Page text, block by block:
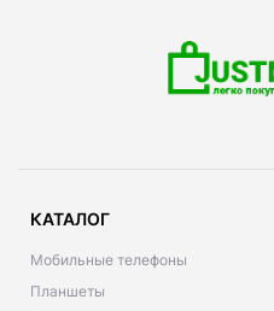
КАТАЛОГ
Мобильные телефоны
Планшеты